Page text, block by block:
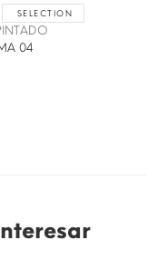
SELECTION
04